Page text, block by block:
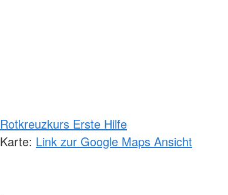
Rotkreuzkurs Erste Hilfe
Karte: Link zur Google Maps Ansicht